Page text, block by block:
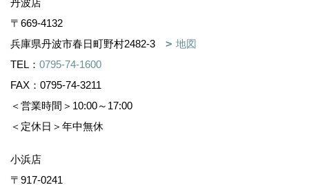
〒669-4132
兵庫県丹波市春日町野村2482-3
地図
TEL： 0795-74-1600
FAX：0795-74-3211
＜営業時間＞10:00～17:00
＜定休日＞年中無休
小浜店
〒917-0241